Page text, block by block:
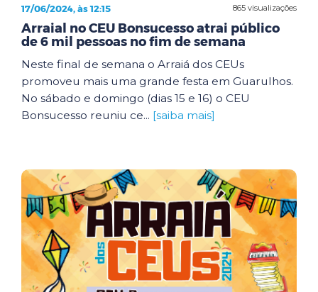
865 visualizações
17/06/2024, às 12:15
Arraial no CEU Bonsucesso atrai público
de 6 mil pessoas no fim de semana
Neste final de semana o Arraiá dos CEUs
promoveu mais uma grande festa em Guarulhos.
No sábado e domingo (dias 15 e 16) o CEU
Bonsucesso reuniu ce... [saiba mais]